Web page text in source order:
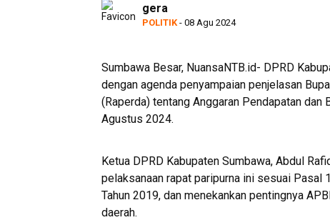
gera
POLITIK - 08 Agu 2024
Sumbawa Besar, NuansaNTB.id- DPRD
dengan agenda penyampaian penjelasan
(Raperda) tentang Anggaran Pendapatan dan
Agustus 2024.
Ketua DPRD Kabupaten Sumbawa, Abdul
pelaksanaan rapat paripurna ini sesuai Pasal
Tahun 2019, dan menekankan pentingnya
daerah.